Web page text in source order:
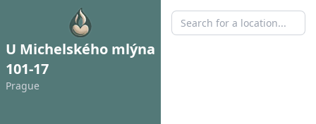
U Michelského mlýna
101-17
Prague